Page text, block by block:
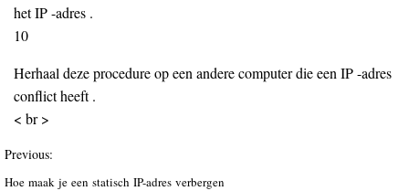
het IP -adres .
10
Herhaal deze procedure op een andere computer die een IP -adres
conflict heeft .
< br >
Previous:
Hoe maak je een statisch IP-adres verbergen